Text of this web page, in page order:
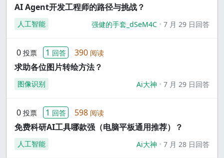
AI Agent开发工程师的路径与挑战？
人工智能 强健的手套_dSeM4C 7 月 29 日回答
0 投票 1 回答 390 阅读
求助各位图片转绘方法？
图像识别 Ai大神 7 月 29 日回答
0 投票 1 回答 598 阅读
免费科研AI工具哪款强（电脑平板通用推荐）？
人工智能 Ai大神 7 月 28 日回答